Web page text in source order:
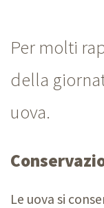
Per molti
della
uova.
Le uova si